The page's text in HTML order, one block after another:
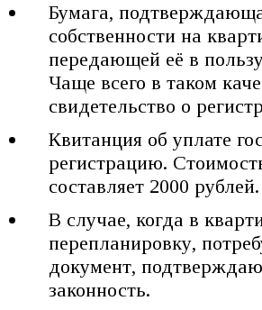
Бумага,
собственности на
передающей её в
Чаще всего в таком
свидетельство о
Квитанция об уплате
регистрацию.
составляет 2000 рублей.
В случае, когда в
перепланировку,
документ,
законность.